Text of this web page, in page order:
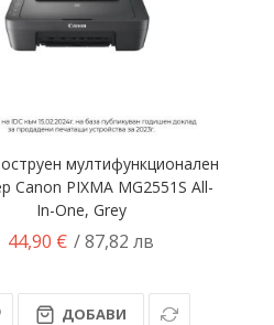
мултифункционален
Canon PIXMA MG2551S All-
In-One, Grey
44,90 € / 87,82 лв
ДОБАВИ